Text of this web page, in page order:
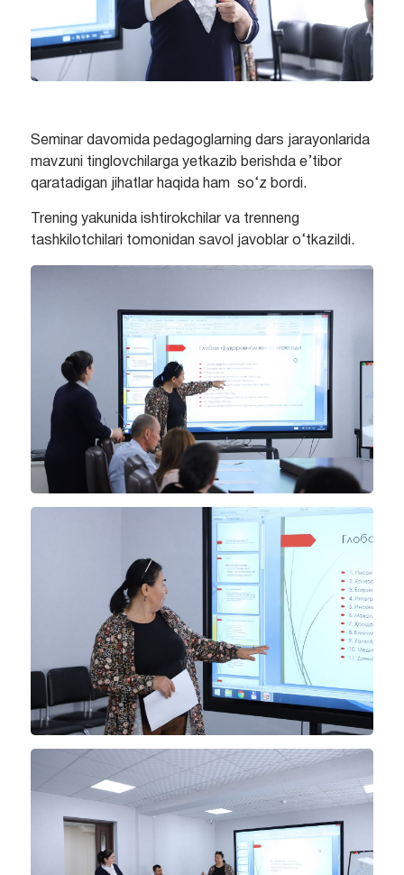
Seminar davomida pedagoglarning dars jarayonlarida
mavzuni tinglovchilarga yetkazib berishda e’tibor
qaratadigan jihatlar haqida ham so‘z bordi.
Trening yakunida ishtirokchilar va trenneng
tashkilotchilari tomonidan savol javoblar o‘tkazildi.